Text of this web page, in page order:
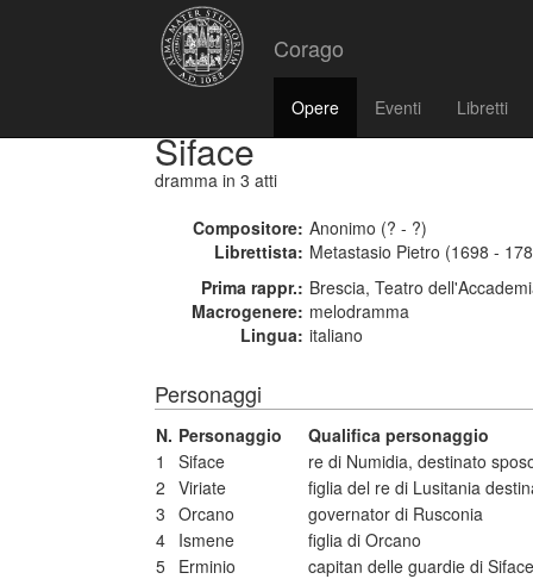
Corago
Opere Eventi Libretti
Siface
dramma in 3 atti
Compositore: Anonimo (? - ?)
Librettista: Metastasio Pietro (1698 -
Prima rappr.: Brescia, Teatro
Macrogenere: melodramma
Lingua: italiano
Personaggi
N. Personaggio
Qualifica personaggio
1
Siface
re di Numidia, destinato
2 Viriate
figlia del re di Lusitania
3 Orcano
governator di Rusconia
4 Ismene
figlia di Orcano
5 Erminio
capitan delle guardie di